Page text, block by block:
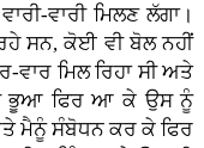
ਵਾਰੀ ਮਿਲਣ ਲੱਗਾ।
ਸਨ, ਕੋਈ ਵੀ ਬੋਲ ਨਹੀਂ
ਵਾਰ ਮਿਲ ਰਿਹਾ ਸੀ ਅਤੇ
ਭੂਆ ਫਿਰ ਆ ਕੇ ਉਸ ਨੂੰ
ਮੈਨੂੰ ਸੰਬੋਧਨ ਕਰ ਕੇ ਫਿਰ